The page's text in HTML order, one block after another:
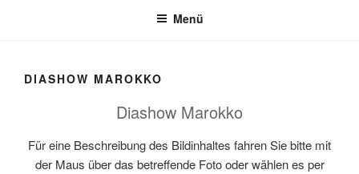
Menü
DIASHOW MAROKKO
Diashow Marokko
Für eine Beschreibung des Bildinhaltes fahren Sie bitte mit
der Maus über das betreffende Foto oder wählen es per